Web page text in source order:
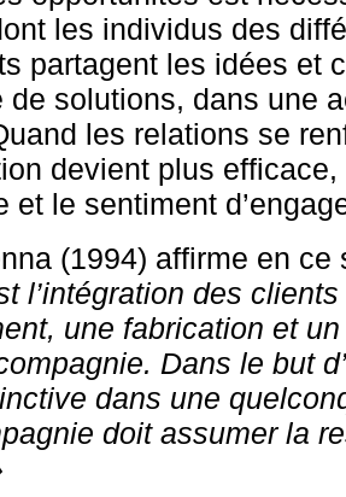
les individus des
partagent les idées et
de solutions, dans une
les relations se
devient plus
et le sentiment
(1994) affirme en
l’intégration des
une fabrication et
Dans le but
dans une
doit assumer la